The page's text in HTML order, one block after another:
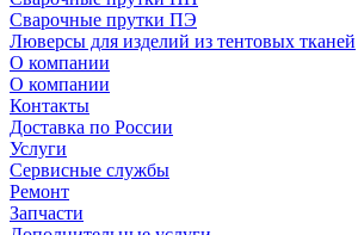
Сварочные прутки ПЭ
Люверсы для изделий из тентовых тканей
О компании
О компании
Контакты
Доставка по России
Услуги
Сервисные службы
Ремонт
Запчасти